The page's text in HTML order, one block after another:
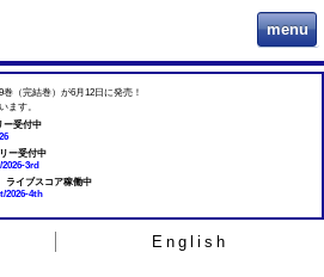
menu
（完結巻）が6月12日に発売！
ます。
ー受付中
ー受付中
3rd
ライブスコア稼働中
2026-4th
English